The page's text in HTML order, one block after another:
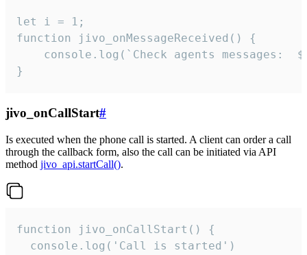
let i = 1;
function jivo_onMessageReceived() {
}
jivo_onCallStart#
Is executed when the phone call is started. A client can order a call
through the callback form, also the call can be initiated via API
method jivo_api.startCall().
function jivo_onCallStart() {
  console.log('Call is started')